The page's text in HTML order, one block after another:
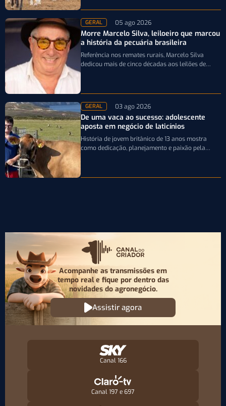
GERAL 05 ago 2026
Morre Marcelo Silva, leiloeiro que marcou
a história da pecuária brasileira
Referência nos remates rurais, Marcelo Silva
dedicou mais de cinco décadas aos leilões de
GERAL 03 ago 2026
De uma vaca ao sucesso: adolescente
aposta em negócio de laticínios
História de jovem britânico de 13 anos mostra
como dedicação, planejamento e paixão pela
Acompanhe as transmissões em
tempo real e fique por dentro das
novidades do agronegócio.
Assistir agora
Canal 166
Canal 197 e 697